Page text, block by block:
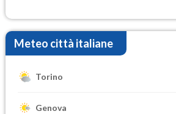
Meteo città italiane
Torino
Genova